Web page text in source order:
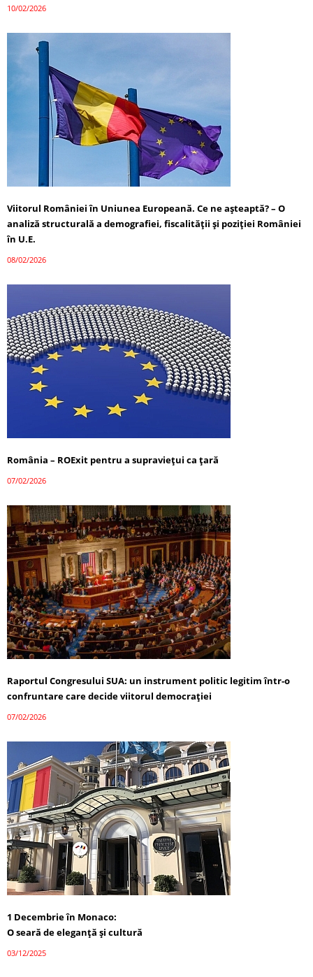
10/02/2026
Viitorul României în Uniunea Europeană. Ce ne așteaptă? – O
analiză structurală a demografiei, fiscalității și poziției României
în U.E.
08/02/2026
România – ROExit pentru a supraviețui ca țară
07/02/2026
Raportul Congresului SUA: un instrument politic legitim într-o
confruntare care decide viitorul democrației
07/02/2026
1 Decembrie în Monaco:
O seară de eleganță și cultură
03/12/2025